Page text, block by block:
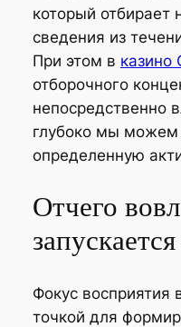
который отбирает
сведения из
При этом в казино
отборочного
непосредственно
глубоко мы можем
определенную
Отчего
Фокус восприятия
точкой для